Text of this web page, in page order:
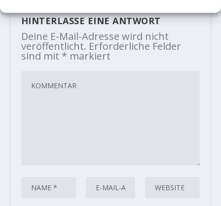
HINTERLASSE EINE ANTWORT
Deine E-Mail-Adresse wird nicht
veröffentlicht. Erforderliche Felder
sind mit * markiert